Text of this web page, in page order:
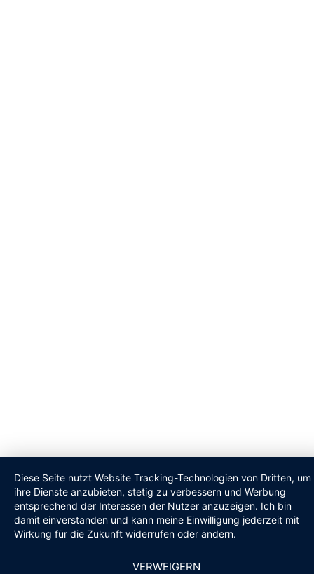
Diese Seite nutzt Website Tracking-Technologien von Dritten, um
ihre Dienste anzubieten, stetig zu verbessern und Werbung
entsprechend der Interessen der Nutzer anzuzeigen. Ich bin
damit einverstanden und kann meine Einwilligung jederzeit mit
Wirkung für die Zukunft widerrufen oder ändern.
VERWEIGERN